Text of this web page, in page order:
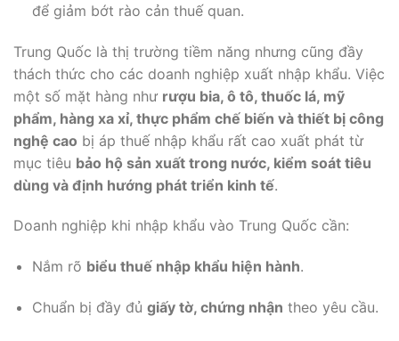
để giảm bớt rào cản thuế quan.
Trung Quốc là thị trường tiềm năng nhưng cũng đầy
thách thức cho các doanh nghiệp xuất nhập khẩu. Việc
một số mặt hàng như rượu bia, ô tô, thuốc lá, mỹ
phẩm, hàng xa xỉ, thực phẩm chế biến và thiết bị công
nghệ cao bị áp thuế nhập khẩu rất cao xuất phát từ
mục tiêu bảo hộ sản xuất trong nước, kiểm soát tiêu
dùng và định hướng phát triển kinh tế.
Doanh nghiệp khi nhập khẩu vào Trung Quốc cần:
Nắm rõ biểu thuế nhập khẩu hiện hành.
Chuẩn bị đầy đủ giấy tờ, chứng nhận theo yêu cầu.